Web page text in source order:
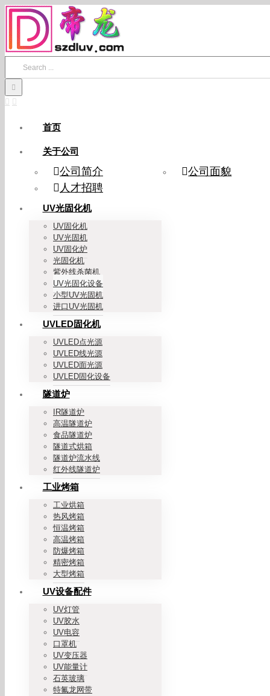
Skip
content
首页
关于公司
公司简介
公司面貌
人才招聘
UV光固化机
UV固化机
UV光固机
UV固化炉
光固化机
紫外线杀菌机
UV光固化设备
小型UV光固机
进口UV光固机
UVLED固化机
UVLED点光源
UVLED线光源
UVLED面光源
UVLED固化设备
隧道炉
IR隧道炉
高温隧道炉
食品隧道炉
隧道式烘箱
隧道炉流水线
红外线隧道炉
工业烤箱
工业烘箱
热风烤箱
恒温烤箱
高温烤箱
防爆烤箱
精密烤箱
大型烤箱
UV设备配件
UV灯管
UV胶水
UV电容
口罩机
UV变压器
UV能量计
石英玻璃
特氟龙网带